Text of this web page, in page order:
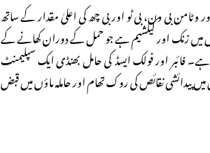
بی ون، بی ٹو اور بی چھ کی اعلیٰ مقدار کے ساتھ
زنک اور کیلشیم ہے جو حمل کے دوران کھانے کے
فائبر اور فولک ایسڈ کی حامل بھنڈی ایک سپلیمنٹ
پیدائشی نقائص کی روک تھام اور حاملہ ماؤں میں قبض